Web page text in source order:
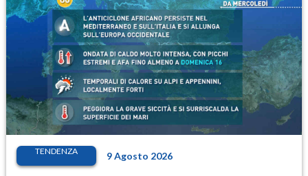
TENDENZA 9 Agosto 2026